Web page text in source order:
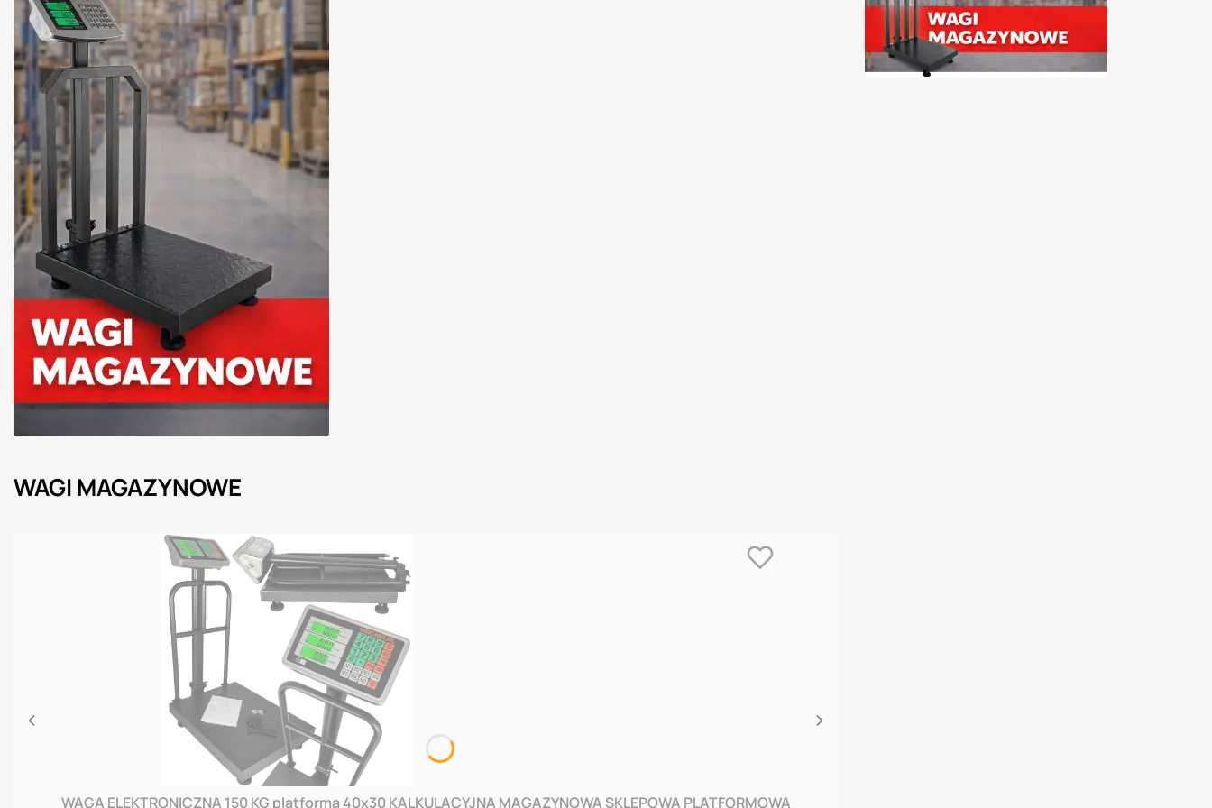
WAGI MAGAZYNOWE
WAGA ELEKTRONICZNA 150 KG platforma 40x30 KALKULACYJNA MAGAZYNOWA SKLEPOWA PLATFORMOWA